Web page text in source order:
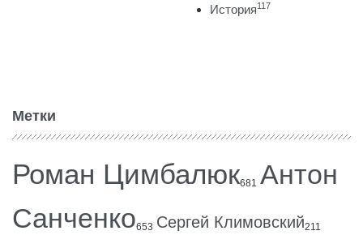
История117
Метки
Роман Цимбалюк681 Антон
Санченко653 Сергей Климовский211